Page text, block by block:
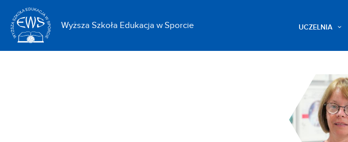
Wyższa Szkoła Edukacja w Sporcie UCZELNIA